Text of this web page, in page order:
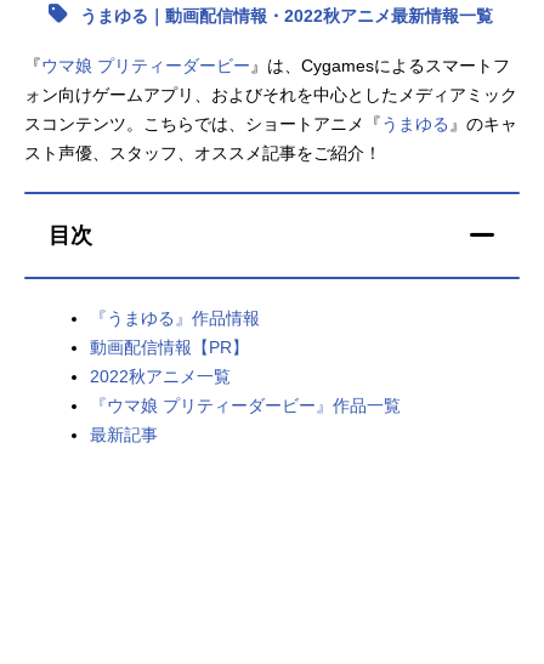
アニメ記事一覧 声優記事一覧
アニメ映画一覧 実写化映画一覧
今期アニメ曜日別一覧
春アニメ
男性声優/女性声優一覧
FOLLOW US
うまゆる｜動画配信情報・2022秋アニメ最新情報一覧
『ウマ娘 プリティーダービー 』は、Cygamesによるスマートフ
ォン向けゲームアプリ、およびそれを中心としたメディアミック
スコンテンツ。こちらでは、ショートアニメ『うまゆる 』のキャ
スト声優、スタッフ、オススメ記事をご紹介！
目次
『うまゆる』作品情報
動画配信情報【PR】
2022秋アニメ一覧
『ウマ娘 プリティーダービー』作品一覧
最新記事